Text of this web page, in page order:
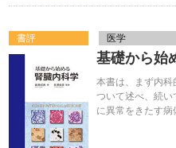
書評 医学
基礎から始
本書は、まず内
ついて述べ、続い
に異常をきたす